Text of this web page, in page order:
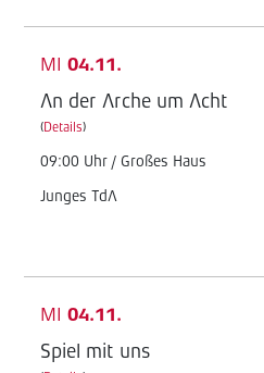
MI 04.11.
An der Arche um Acht
(Details)
09:00 Uhr / Großes Haus
Junges TdA
MI 04.11.
Spiel mit uns